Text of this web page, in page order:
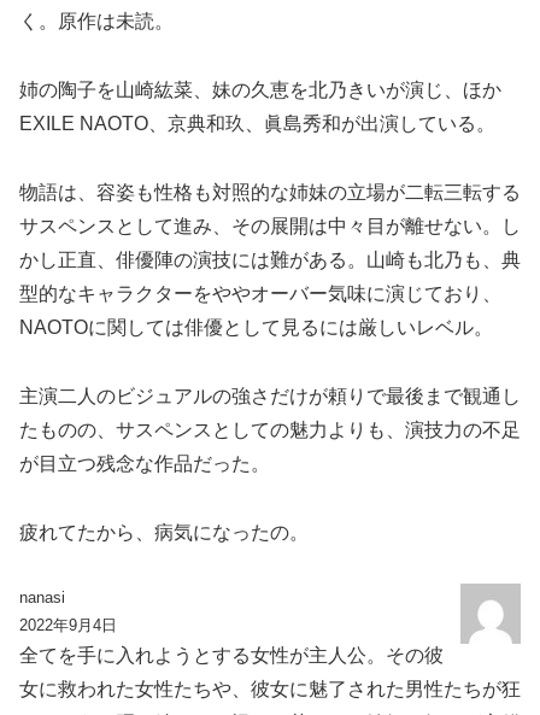
く。原作は未読。
姉の陶子を山崎紘菜、妹の久恵を北乃きいが演じ、ほか
EXILE NAOTO、京典和玖、眞島秀和が出演している。
物語は、容姿も性格も対照的な姉妹の立場が二転三転する
サスペンスとして進み、その展開は中々目が離せない。し
かし正直、俳優陣の演技には難がある。山崎も北乃も、典
型的なキャラクターをややオーバー気味に演じており、
NAOTOに関しては俳優として見るには厳しいレベル。
主演二人のビジュアルの強さだけが頼りで最後まで観通し
たものの、サスペンスとしての魅力よりも、演技力の不足
が目立つ残念な作品だった。
疲れてたから、病気になったの。
nanasi
2022年9月4日
全てを手に入れようとする女性が主人公。その彼
女に救われた女性たちや、彼女に魅了された男性たちが狂